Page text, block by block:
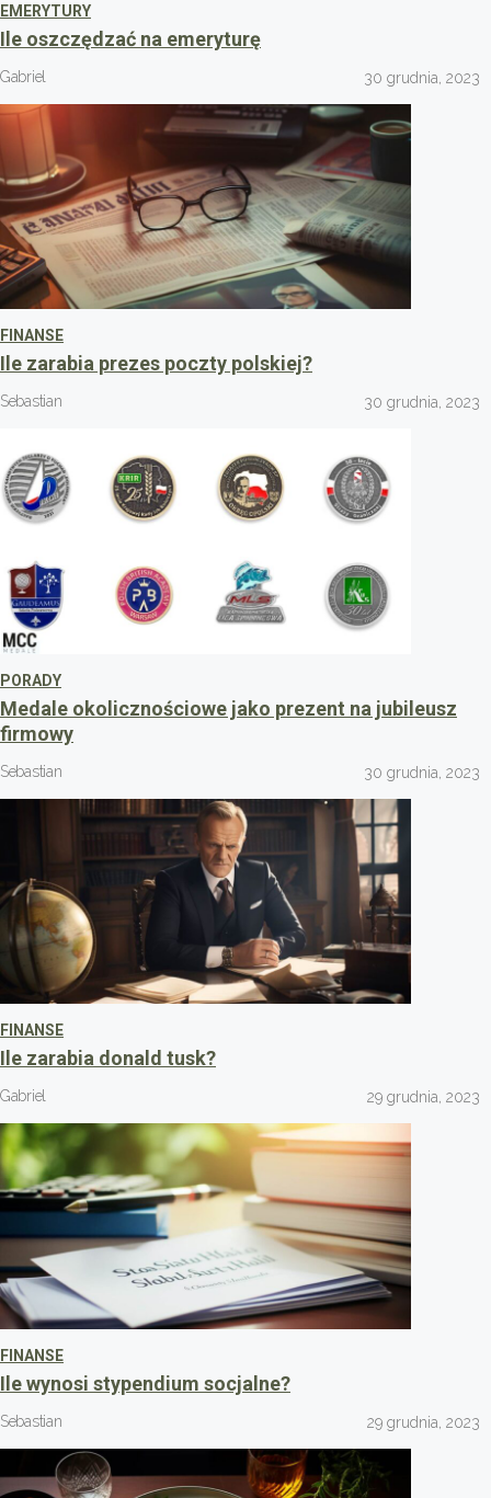
EMERYTURY
Ile oszczędzać na emeryturę
Gabriel 30 grudnia, 2023
FINANSE
Ile zarabia prezes poczty polskiej?
Sebastian 30 grudnia, 2023
PORADY
Medale okolicznościowe jako prezent na jubileusz
firmowy
Sebastian 30 grudnia, 2023
FINANSE
Ile zarabia donald tusk?
Gabriel 29 grudnia, 2023
FINANSE
Ile wynosi stypendium socjalne?
Sebastian 29 grudnia, 2023